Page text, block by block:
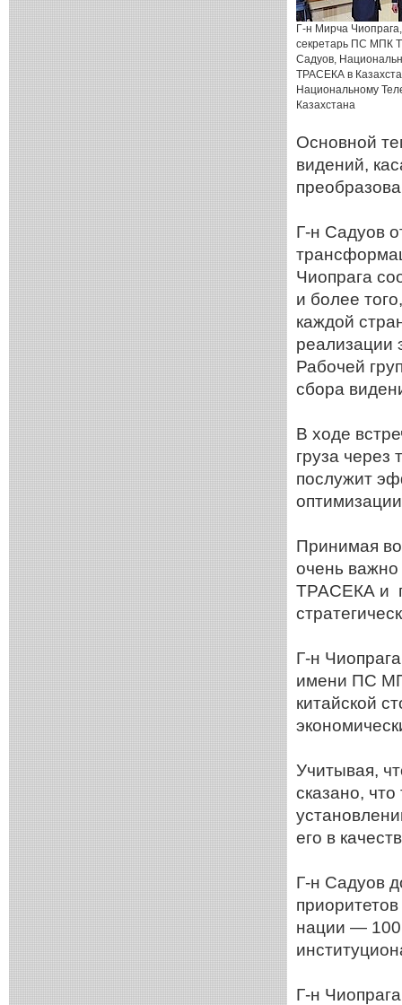
Г-н Мирча
секретарь ПС МПК
Садуов,
ТРАСЕКА в
Национальному
Казахстана
Основной
видений,
Г-н Садуов
Чиопрага
и более
каждой
реализации
Рабочей
сбора
В ходе
груза
послужит
Принимая
очень важно
ТРАСЕКА и
Г-н
имени ПС
китайской
Учитывая,
сказано,
его в
Г-н Садуов
нации — 100
Г-н